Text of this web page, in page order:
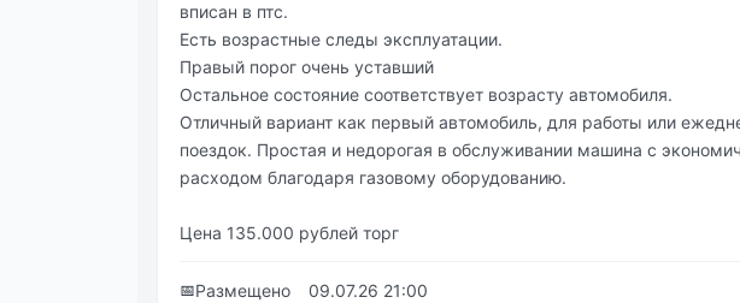
вписан в птс.
Есть возрастные следы эксплуатации.
Правый порог очень уставший
Остальное состояние соответствует возрасту автомобиля.
Отличный вариант как первый автомобиль, для работы или
поездок. Простая и недорогая в обслуживании машина с
расходом благодаря газовому оборудованию.
Цена 135.000 рублей торг
📅Размещено 09.07.26 21:00